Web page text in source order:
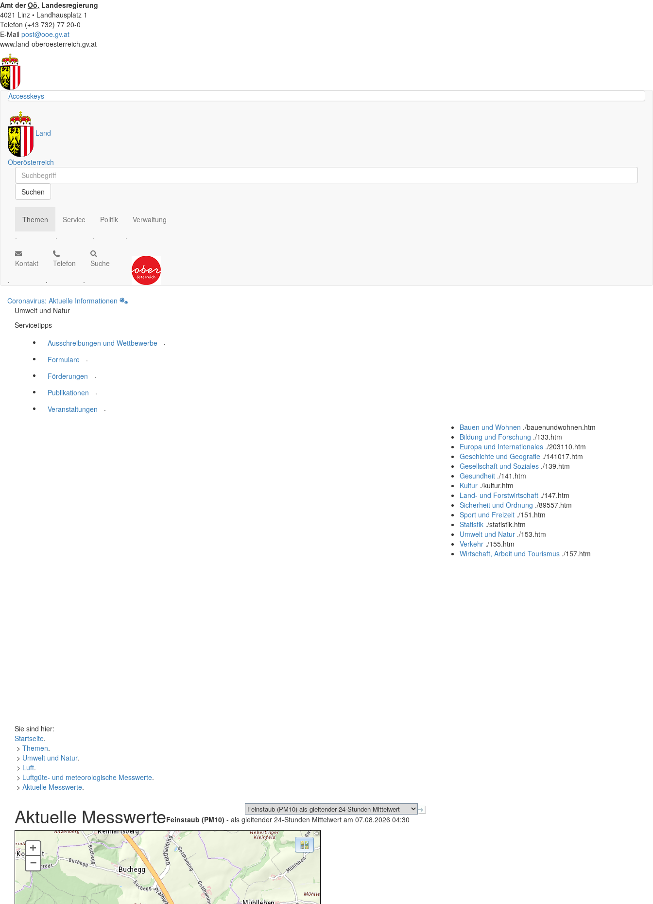
Amt derOö. Landesregierung
4021 Linz • Landhausplatz 1
Telefon (+43 732) 77 20-0
E-Mail post@ooe.gv.at
www.land-oberoesterreich.gv.at
Accesskeys
Land
Oberösterreich
Schnellsuche
Schnellsuche
Suchen
Themen
.
Service
.
Politik
.
Verwaltung
.
Kontakt
.
Telefon
.
Suche
.
Coronavirus: Aktuelle Informationen
Umwelt und Natur
Servicetipps
Ausschreibungen und Wettbewerbe
.
Formulare
.
Förderungen
.
Publikationen
.
Veranstaltungen
.
Bauen und Wohnen ./bauenundwohnen.htm
Bildung und Forschung ./133.htm
Europa und Internationales ./203110.htm
Geschichte und Geografie ./141017.htm
Gesellschaft und Soziales ./139.htm
Gesundheit ./141.htm
Kultur ./kultur.htm
Land- und Forstwirtschaft ./147.htm
Sicherheit und Ordnung ./89557.htm
Sport und Freizeit ./151.htm
Statistik ./statistik.htm
Umwelt und Natur ./153.htm
Verkehr ./155.htm
Wirtschaft, Arbeit und Tourismus ./157.htm
Sie sind hier:
Startseite.
> Themen.
> Umwelt und Natur.
> Luft.
> Luftgüte- und meteorologische Messwerte.
> Aktuelle Messwerte.
Aktuelle MesswerteFeinstaub (PM10) - als gleitender 24-Stunden Mittelwert am 07.08.2026 04:30
+
–